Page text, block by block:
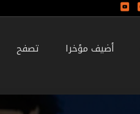
أضيف مؤخرا تصفح